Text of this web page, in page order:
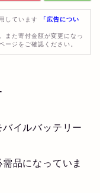
しています
「広告につい
また寄付金額が変更になっ
ージをご確認ください。
イルバッテリー
品になっていま